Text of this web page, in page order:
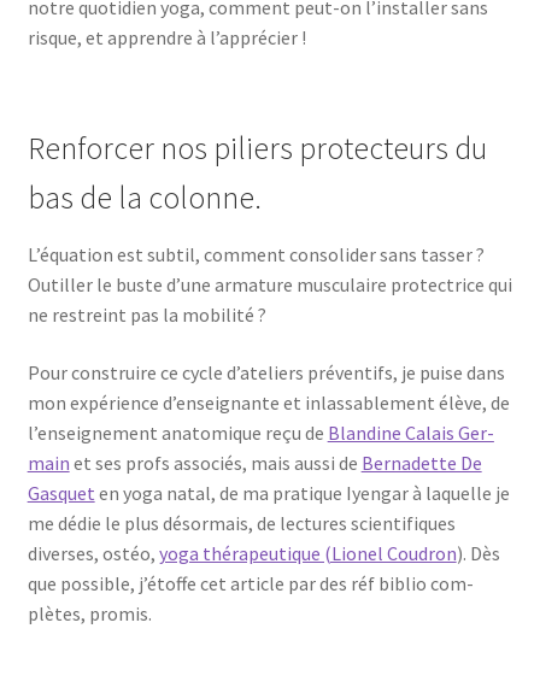
notre quo­ti­dien yoga, com­ment peut-on l’ins­tal­ler sans
risque, et apprendre à l’apprécier !
Renforcer nos piliers protecteurs du
bas de la colonne.
L’é­qua­tion est sub­til, com­ment conso­li­der sans tas­ser ?
Outiller le buste d’une arma­ture mus­cu­laire pro­tec­trice qui
ne res­treint pas la mobilité ?
Pour construire ce cycle d’a­te­liers pré­ven­tifs, je puise dans
mon expé­rience d’en­sei­gnante et inlas­sa­ble­ment élève, de
l’en­sei­gne­ment ana­to­mique reçu de Blan­dine Calais Ger­
main et ses profs asso­ciés, mais aus­si de Ber­na­dette De
Gas­quet en yoga natal, de ma pra­tique Iyen­gar à laquelle je
me dédie le plus désor­mais, de lec­tures scien­ti­fiques
diverses, ostéo, yoga thé­ra­peu­tique (Lio­nel Cou­dron). Dès
que pos­sible, j’é­toffe cet article par des réf biblio com­
plètes, promis.